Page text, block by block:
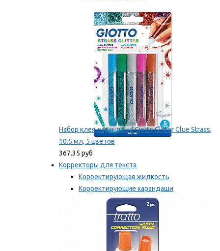
Мы рекомендуем
Набор клея-карандаша Giotto Glitter Glue Strass,
10.5 мл, 5 цветов
367.35 руб
Корректоры для текста
Корректирующая жидкость
Корректирующие карандаши
Корректирующие ленты
Мы рекомендуем